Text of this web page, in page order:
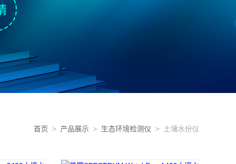
首页 > 产品展示 > 生态环境检测仪 > 土壤水份仪